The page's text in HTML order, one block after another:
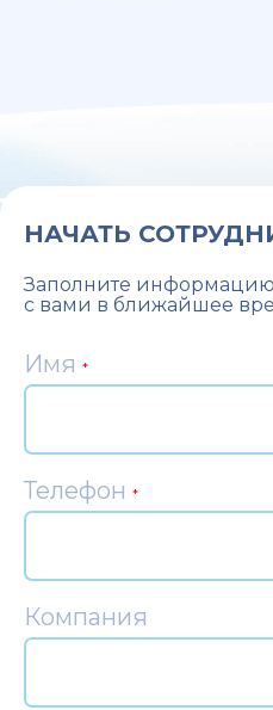
НАЧАТЬ
Заполните
с вами в ближайшее
Имя *
Телефон *
Компания